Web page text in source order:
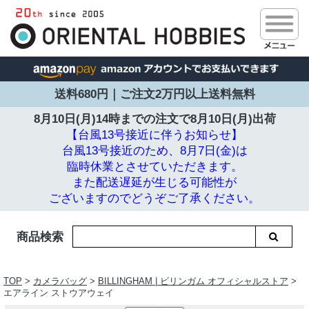
送料680円｜ご注文2万円以上送料無料
8月10日(月)14時までの注文で8月10日(月)出荷
【台風13号接近に伴うお知らせ】
台風13号接近のため、8月7日(金)は
臨時休業とさせていただきます。
また配送遅延が生じる可能性が
ございますのでどうぞご了承ください。
商品検索
TOP > カメラバッグ > BILLINGHAM | ビリンガム オフィシャルストア >
エアライン ストウアウェイ